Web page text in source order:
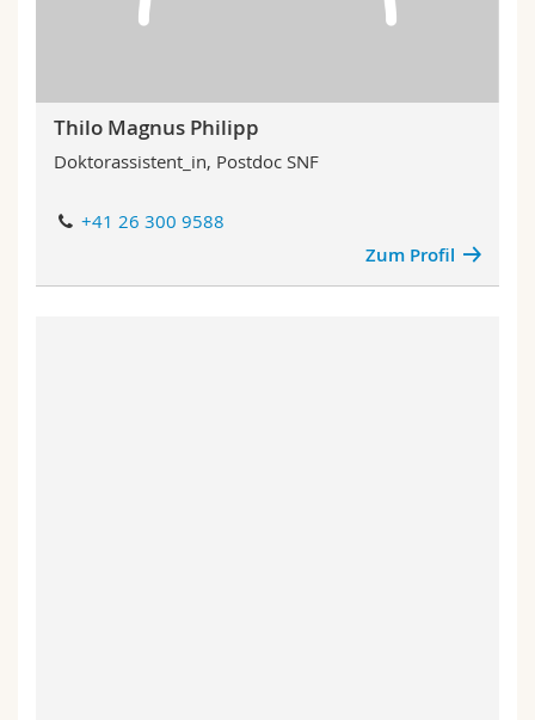
Thilo Magnus Philipp
Doktorassistent_in, Postdoc SNF
+41 26 300 9588
Zum Profil